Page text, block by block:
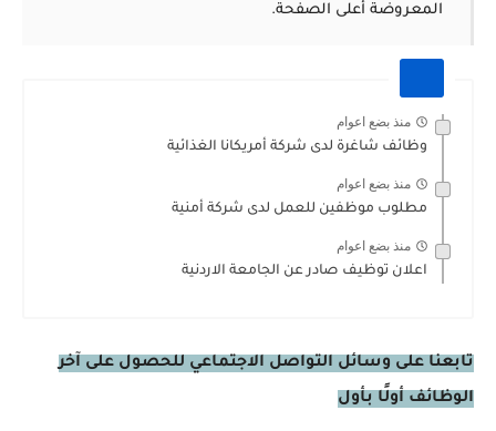
المعروضة أعلى الصفحة.
منذ بضع اعوام
وظائف شاغرة لدى شركة أمريكانا الغذائية
منذ بضع اعوام
مطلوب موظفين للعمل لدى شركة أمنية
منذ بضع اعوام
اعلان توظيف صادر عن الجامعة الاردنية
تابعنا على وسائل التواصل الاجتماعي للحصول على آخر
الوظائف أولًا بأول